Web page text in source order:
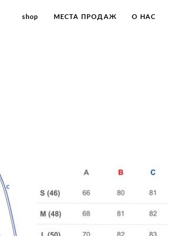
shop МЕСТА ПРОДАЖ О НАС
shop МЕСТА ПРОДАЖ О НАС